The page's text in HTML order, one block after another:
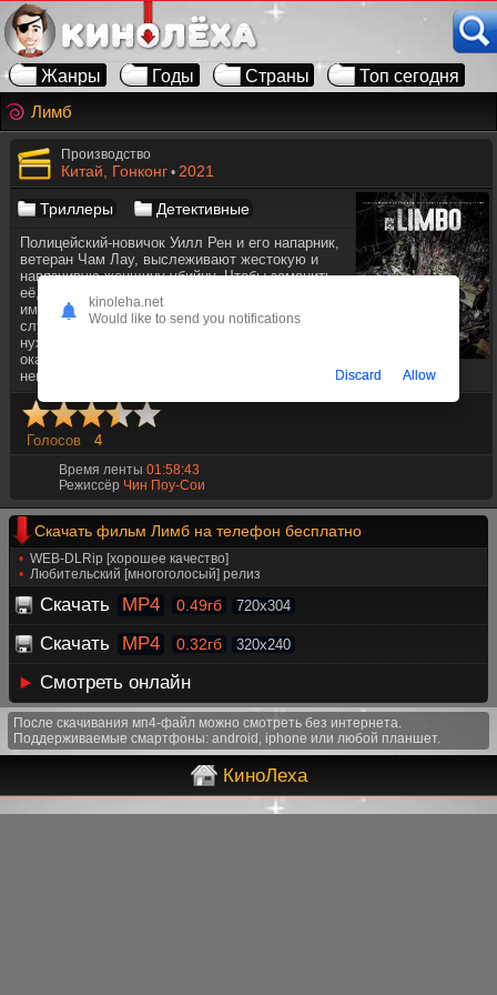
Жанры Годы Страны
Топ сегодня
Лимб
Производство
Китай, Гонконг • 2021
Триллеры Детективные
Полицейский-новичок Уилл Рен и его напарник,
ветеран Чам Лау, выслеживают жестокую и
навязчивую женщину-убийцу. Чтобы заманить
её, легавые обращаются к преступнику Вонг То,
имеющему неоплаченный должок за несчастный
случай, в котором пострадала семья Чама —
нужно искупить вину. Но эта женщина
оказывается столь же непредсказуемой, сколь и
непослушной.
Голосов 4
Время ленты 01:58:43
Режиссёр Чин Поу-Сои
Скачать фильм Лимб на телефон бесплатно
WEB-DLRip [хорошее качество]
Любительский [многоголосый] релиз
Скачать MP4 0.49гб 720x304
Скачать MP4 0.32гб 320x240
Смотреть онлайн
После скачивания мп4-файл можно смотреть без интернета.
Поддерживаемые смартфоны: android, iphone или любой планшет.
КиноЛеха
kinoleha.net
Would like to send you notifications
Discard Allow